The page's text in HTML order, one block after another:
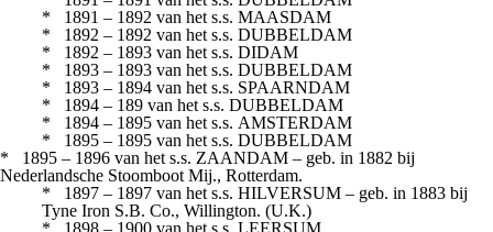
* 1891 – 1892 van het s.s. MAASDAM
* 1892 – 1892 van het s.s. DUBBELDAM
* 1892 – 1893 van het s.s. DIDAM
* 1893 – 1893 van het s.s. DUBBELDAM
* 1893 – 1894 van het s.s. SPAARNDAM
* 1894 – 189 van het s.s. DUBBELDAM
* 1894 – 1895 van het s.s. AMSTERDAM
* 1895 – 1895 van het s.s. DUBBELDAM
* 1895 – 1896 van het s.s. ZAANDAM – geb. in 1882 bij
Nederlandsche Stoomboot Mij., Rotterdam.
* 1897 – 1897 van het s.s. HILVERSUM – geb. in 1883 bij
Tyne Iron S.B. Co., Willington. (U.K.)
* 1898 – 1900 van het s.s. LEERSUM